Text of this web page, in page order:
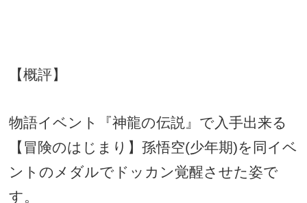
【概評】
物語イベント『神龍の伝説』で入手出来る
【冒険のはじまり】孫悟空(少年期)を同イベ
ントのメダルでドッカン覚醒させた姿で
す。